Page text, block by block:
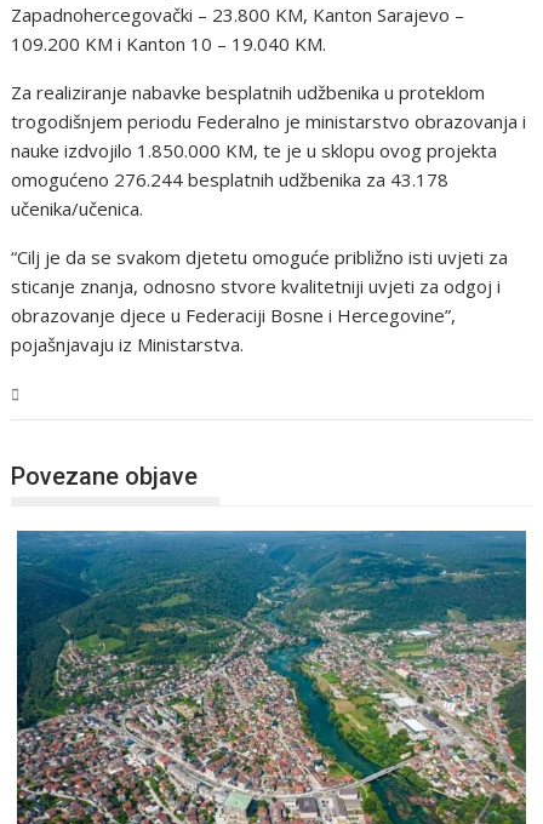
Zapadnohercegovački – 23.800 KM, Kanton Sarajevo –
109.200 KM i Kanton 10 – 19.040 KM.
Za realiziranje nabavke besplatnih udžbenika u proteklom
trogodišnjem periodu Federalno je ministarstvo obrazovanja i
nauke izdvojilo 1.850.000 KM, te je u sklopu ovog projekta
omogućeno 276.244 besplatnih udžbenika za 43.178
učenika/učenica.
“Cilj je da se svakom djetetu omoguće približno isti uvjeti za
sticanje znanja, odnosno stvore kvalitetniji uvjeti za odgoj i
obrazovanje djece u Federaciji Bosne i Hercegovine”,
pojašnjavaju iz Ministarstva.
Povezane objave